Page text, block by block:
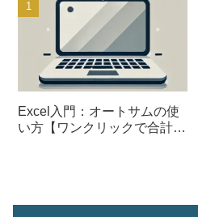
Excel入門：オートサムの使
い方【ワンクリックで合計を